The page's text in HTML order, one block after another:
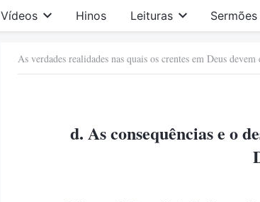
Vídeos Hinos Leituras
As verdades realidades nas quais os crentes em Deus devem
d. As consequências e o